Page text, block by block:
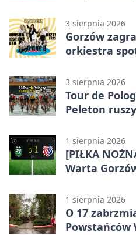
3 sierpnia 2026
Gorzów
orkiestra
3 sierpnia 2026
Tour de
Peleton
1 sierpnia 2026
[PIŁKA
Warta
Lidze Grupa
1 sierpnia 2026
O 17
Powstańców